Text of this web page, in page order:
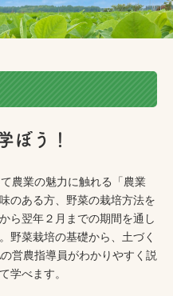
農業の魅力に触れる「農業
のある方、野菜の栽培方法を
ら翌年２月までの期間を通し
野菜栽培の基礎から、土づく
営農指導員がわかりやすく説
学べます。